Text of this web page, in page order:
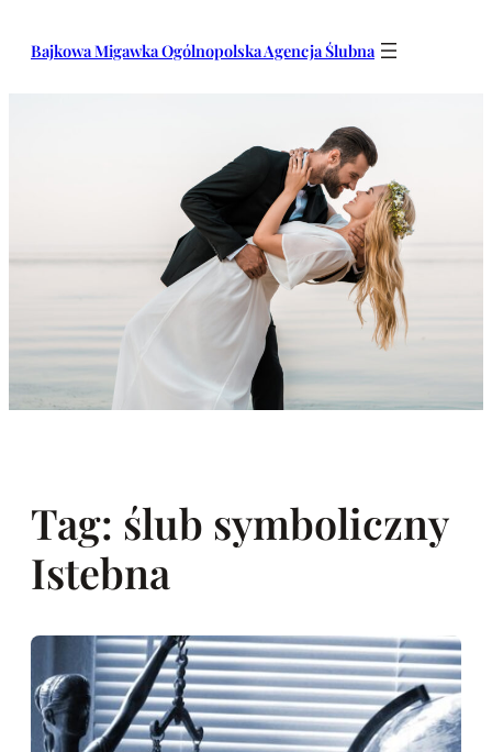
Bajkowa Migawka Ogólnopolska Agencja Ślubna
Tag: ślub symboliczny
Istebna